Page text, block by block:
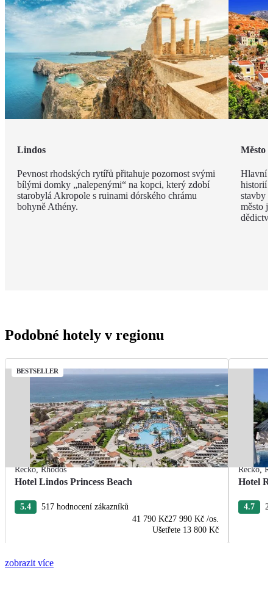
Lindos
Pevnost rhodských rytířů přitahuje pozornost svými
bílými domky „nalepenými“ na kopci, který zdobí
starobylá Akropole s ruinami dórského chrámu
bohyně Athény.
Město
Hlavní
historií
stavby
město
Podobné hotely v regionu
BESTSELLER
Řecko,Rhodos
Hotel Lindos Princess Beach
5.4
517 hodnocení zákazníků
41 790 Kč27 990 Kč /os.
Ušetřete 13 800 Kč
Řecko,
Hotel
4.7
zobrazit více